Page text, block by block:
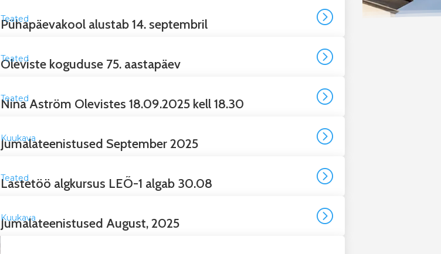
Pühapäevakool alustab 14. septembril
Teated =
Oleviste koguduse 75. aastapäev
Teated =
Nina Aström Olevistes 18.09.2025 kell 18.30
Teated =
Jumalateenistused September 2025
Kuukava =
Lastetöö algkursus LEÕ-1 algab 30.08
Teated =
Jumalateenistused August, 2025
Kuukava =